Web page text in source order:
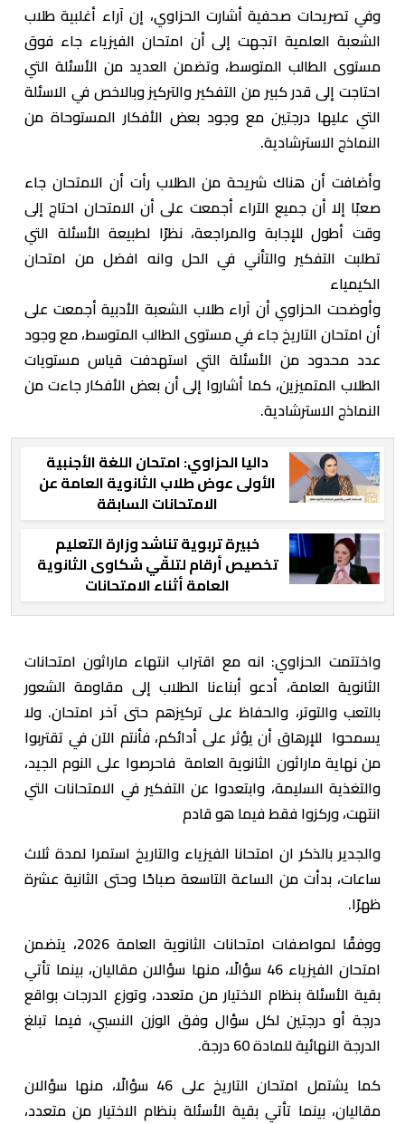
وفي تصريحات صحفية أشارت الحزاوي، إن آراء أغلبية طلاب
الشعبة العلمية اتجهت إلى أن امتحان الفيزياء جاء فوق
مستوى الطالب المتوسط، وتضمن العديد من الأسئلة التي
احتاجت إلى قدر كبير من التفكير والتركيز وبالاخص في الاسئلة
التي عليها درجتين مع وجود بعض الأفكار المستوحاة من
النماذج الاسترشادية.
وأضافت أن هناك شريحة من الطلاب رأت أن الامتحان جاء
صعبًا إلا أن جميع الآراء أجمعت على أن الامتحان احتاج إلى
وقت أطول للإجابة والمراجعة، نظرًا لطبيعة الأسئلة التي
تطلبت التفكير والتأني في الحل وانه افضل من امتحان
الكيمياء
وأوضحت الحزاوي أن آراء طلاب الشعبة الأدبية أجمعت على
أن امتحان التاريخ جاء في مستوى الطالب المتوسط، مع وجود
عدد محدود من الأسئلة التي استهدفت قياس مستويات
الطلاب المتميزين، كما أشاروا إلى أن بعض الأفكار جاءت من
النماذج الاسترشادية.
داليا الحزاوي: امتحان اللغة الأجنبية
الأولى عوض طلاب الثانوية العامة عن
الامتحانات السابقة
خبيرة تربوية تناشد وزارة التعليم
تخصيص أرقام لتلقّي شكاوى الثانوية
العامة أثناء الامتحانات
واختتمت الحزاوي: انه مع اقتراب انتهاء ماراثون امتحانات
الثانوية العامة، أدعو أبناءنا الطلاب إلى مقاومة الشعور
بالتعب والتوتر، والحفاظ على تركيزهم حتى آخر امتحان. ولا
يسمحوا للإرهاق أن يؤثر على أدائكم، فأنتم الآن في تقتربوا
من نهاية ماراثون الثانوية العامة فاحرصوا على النوم الجيد،
والتغذية السليمة، وابتعدوا عن التفكير في الامتحانات التي
انتهت، وركزوا فقط فيما هو قادم
والجدير بالذكر ان امتحانا الفيزياء والتاريخ استمرا لمدة ثلاث
ساعات، بدأت من الساعة التاسعة صباحًا وحتى الثانية عشرة
ظهرًا.
ووفقًا لمواصفات امتحانات الثانوية العامة 2026، يتضمن
امتحان الفيزياء 46 سؤالًا، منها سؤالان مقاليان، بينما تأتي
بقية الأسئلة بنظام الاختيار من متعدد، وتوزع الدرجات بواقع
درجة أو درجتين لكل سؤال وفق الوزن النسبي، فيما تبلغ
الدرجة النهائية للمادة 60 درجة.
كما يشتمل امتحان التاريخ على 46 سؤالًا، منها سؤالان
مقاليان، بينما تأتي بقية الأسئلة بنظام الاختيار من متعدد،